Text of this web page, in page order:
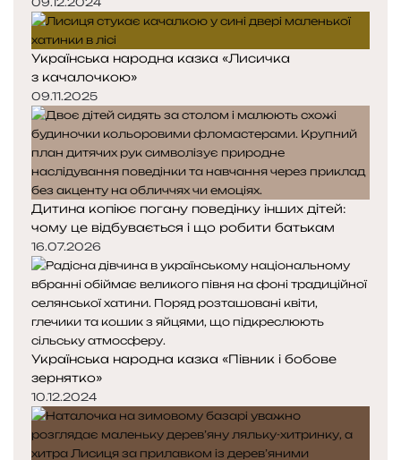
Українська народна казка «Лисичка
з качалочкою»
09.11.2025
Дитина копіює погану поведінку інших дітей:
чому це відбувається і що робити батькам
16.07.2026
Українська народна казка «Півник і бобове
зернятко»
10.12.2024